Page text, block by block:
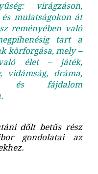
virágzáson,
mulatságokon át
reményében való
tart a
körforgása, mely –
élet – játék,
vidámság, dráma,
és fájdalom
dőlt betűs rész
gondolatai az